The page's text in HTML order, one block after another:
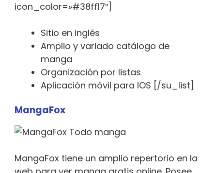
icon_color=»#38ff17″]
Sitio en inglés
Amplio y variado catálogo de
manga
Organización por listas
Aplicación móvil para IOS [/su_list]
MangaFox
MangaFox tiene un amplio repertorio en la